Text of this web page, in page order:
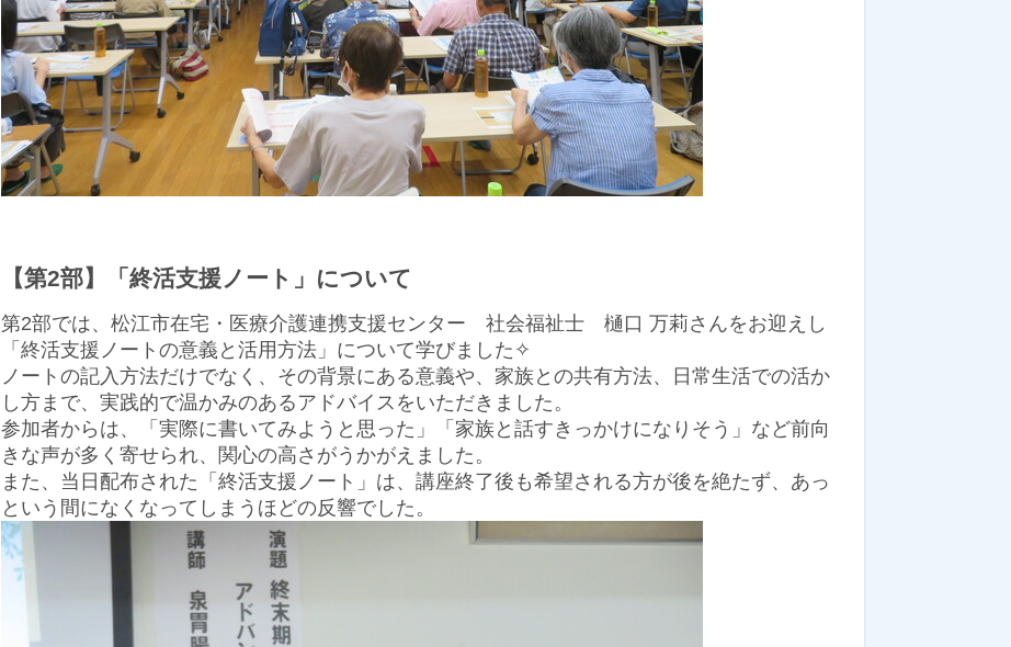
【第2部】「終活支援ノート」について
第2部では、松江市在宅・医療介護連携支援センター 社会福祉士 樋口 万莉さんをお迎えし
「終活支援ノートの意義と活用方法」について学びました✧
ノートの記入方法だけでなく、その背景にある意義や、家族との共有方法、日常生活での活か
し方まで、実践的で温かみのあるアドバイスをいただきました。
参加者からは、
「実際に書いてみようと思った」 「家族と話すきっかけになりそう」 など前向
きな声が多く寄せられ、関心の高さがうかがえました。
また、当日配布された「終活支援ノート」は、講座終了後も希望される方が後を絶たず、あっ
という間になくなってしまうほどの反響でした。